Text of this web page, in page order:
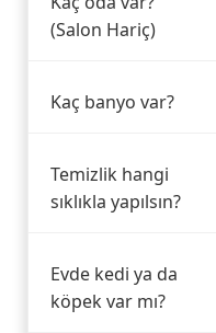
(Salon Hariç)
Kaç banyo var?
Temizlik hangi
sıklıkla yapılsın?
Evde kedi ya da
köpek var mı?